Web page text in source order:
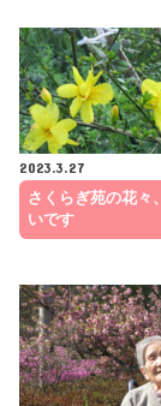
2023.3.27
さくらぎ苑の花々
いです